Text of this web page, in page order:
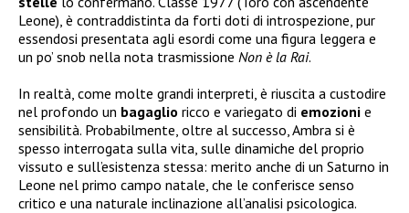
Leone), è contraddistinta da forti doti di introspezione, pur
essendosi presentata agli esordi come una figura leggera e
un po’ snob nella nota trasmissione Non è la Rai.
In realtà, come molte grandi interpreti, è riuscita a custodire
nel profondo un bagaglio ricco e variegato di emozioni e
sensibilità. Probabilmente, oltre al successo, Ambra si è
spesso interrogata sulla vita, sulle dinamiche del proprio
vissuto e sull’esistenza stessa: merito anche di un Saturno in
Leone nel primo campo natale, che le conferisce senso
critico e una naturale inclinazione all’analisi psicologica.